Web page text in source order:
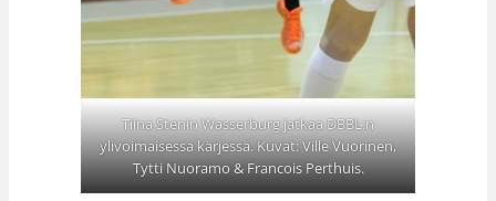
Tiina Stenin Wasserburg jatkaa DBBL:n
ylivoimaisessa kärjessä. Kuvat: Ville Vuorinen,
Tytti Nuoramo & Francois Perthuis.